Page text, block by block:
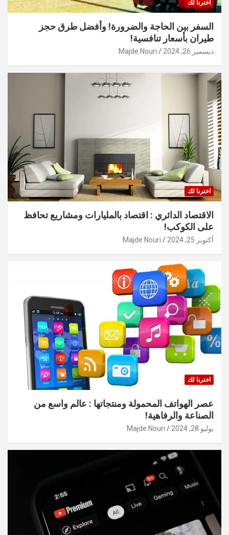
اخترنا لك
السفر بين الحاجة والضرورة! وأفضل طرق حجز
طيران بأسعار تنافسية!
ديسمبر 26, 2024 Majde Nouri
اخترنا لك
الاقتصاد الدائري : اقتصاد بالمليارات ومشاريع تحافظ
على الكوكب!
أكتوبر 25, 2024 Majde Nouri
اخترنا لك
عصر الهواتف المحمولة ومنتجاتها : عالم واسع من
الصناعة والرفاهية!
يوليو 28, 2024 Majde Nouri